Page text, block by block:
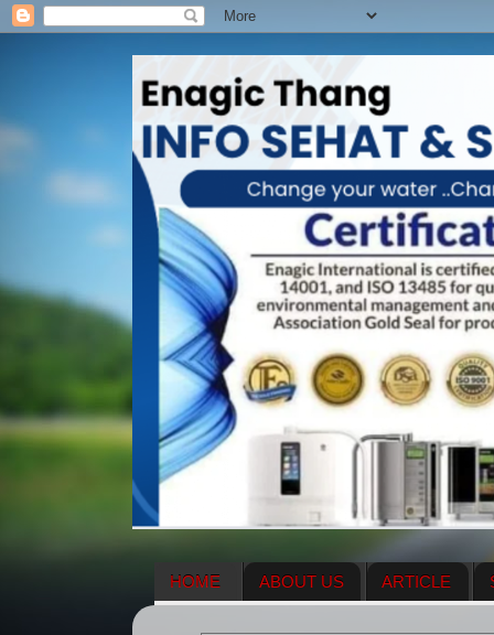
HOME ABOUT US ARTICLE